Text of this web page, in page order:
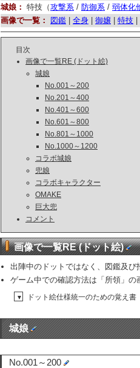
城娘： 特技（攻撃系 / 防御系 / 弱体化
画像で一覧：
図鑑 全身 御嬢 特技
目次
画像で一覧RE (ドット絵)
城娘
No.001～200
No.201～400
No.401～600
No.601～800
No.801～1000
No.1000～1200
コラボ城娘
兜娘
コラボキャラクター
OMAKE
巨大兜
コメント
画像で一覧RE (ドット絵)
出陣中のドットではなく、図鑑及び
ゲーム中での確認方法は「所領」
▼ ドット絵仕様統一のための覚え書
城娘
No.001～200